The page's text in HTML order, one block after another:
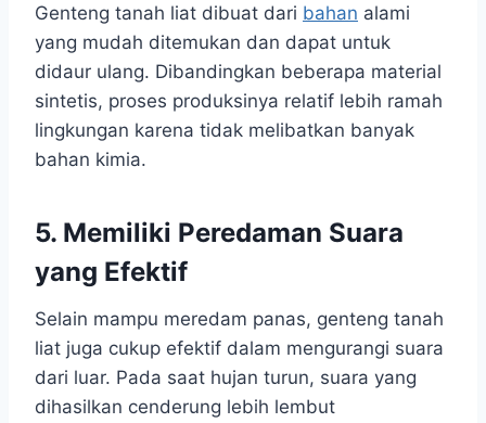
Genteng tanah liat dibuat dari bahan alami
yang mudah ditemukan dan dapat untuk
didaur ulang. Dibandingkan beberapa material
sintetis, proses produksinya relatif lebih ramah
lingkungan karena tidak melibatkan banyak
bahan kimia.
5. Memiliki Peredaman Suara
yang Efektif
Selain mampu meredam panas, genteng tanah
liat juga cukup efektif dalam mengurangi suara
dari luar. Pada saat hujan turun, suara yang
dihasilkan cenderung lebih lembut